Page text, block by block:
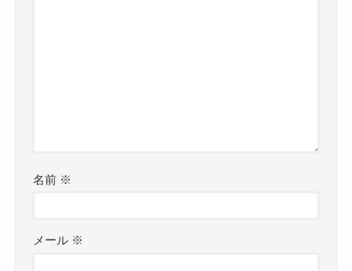
名前 ※
メール ※